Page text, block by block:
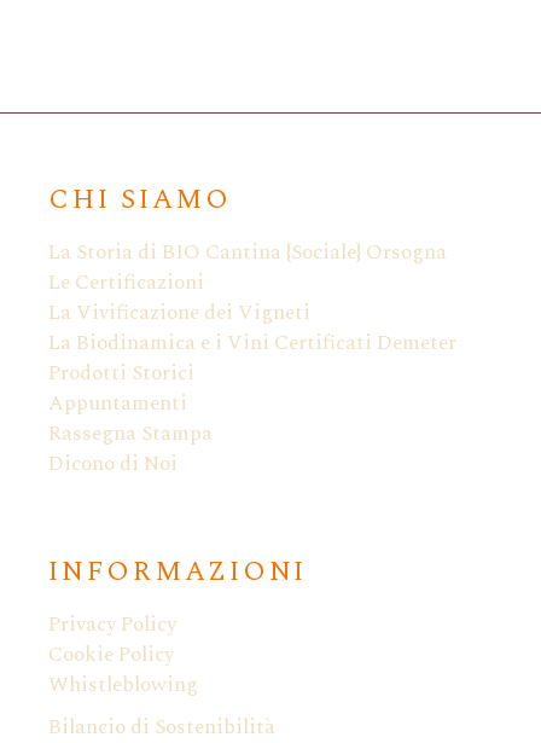
CHI SIAMO
La Storia di BIO Cantina {Sociale} Orsogna
Le Certificazioni
La Vivificazione dei Vigneti
La Biodinamica e i Vini Certificati Demeter
Prodotti Storici
Appuntamenti
Rassegna Stampa
Dicono di Noi
INFORMAZIONI
Privacy Policy
Cookie Policy
Whistleblowing
Bilancio di Sostenibilità